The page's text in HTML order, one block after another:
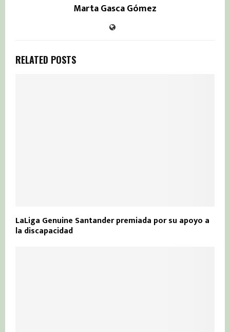
Marta Gasca Gómez
RELATED POSTS
LaLiga Genuine Santander premiada por su apoyo a
la discapacidad